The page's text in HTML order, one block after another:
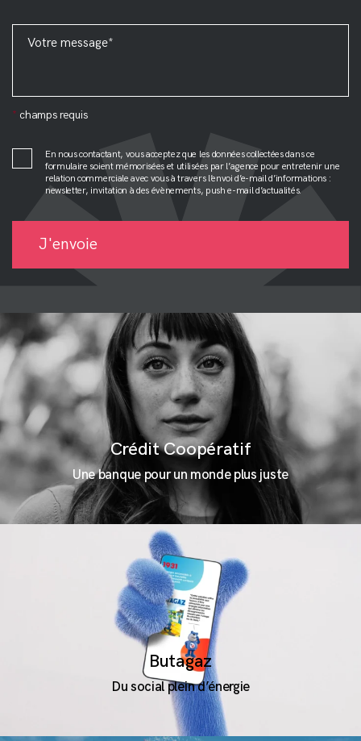
* champs requis
En nous contactant, vous acceptez que les données collectées dans ce
formulaire soient mémorisées et utilisées par l’agence pour entretenir une
relation commerciale avec vous à travers l’envoi d’e-mail d’informations :
newsletter, invitation à des évènements, push e-mail d’actualités.
Crédit Coopératif
Une banque pour un monde plus juste
Butagaz
Du social plein d’énergie